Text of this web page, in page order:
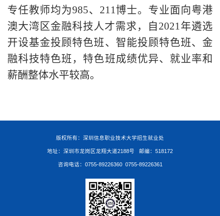
专任教师均为985、211博士。专业面向粤港
澳大湾区金融科技人才需求，自2021年遴选
开设基金投顾特色班、智能投顾特色班、金
融科技特色班，特色班成绩优异、就业率和
薪酬整体水平较高。
版权所有：深圳信息职业技术大学招生就业处
地址：深圳市龙岗区龙翔大道2188号 邮编：518172
咨询电话：0755-89226360 0755-89226361